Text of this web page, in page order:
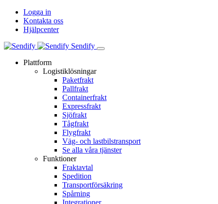
Logga in
Kontakta oss
Hjälpcenter
Sendify
Plattform
Logistiklösningar
Paketfrakt
Pallfrakt
Containerfrakt
Expressfrakt
Sjöfrakt
Tågfrakt
Flygfrakt
Väg- och lastbilstransport
Se alla våra tjänster
Funktioner
Fraktavtal
Spedition
Transportförsäkring
Spårning
Integrationer